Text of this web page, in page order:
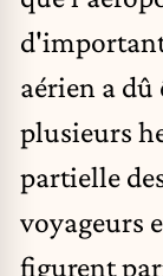
aérien a dû
plusieurs
partielle
voyageurs
figurent